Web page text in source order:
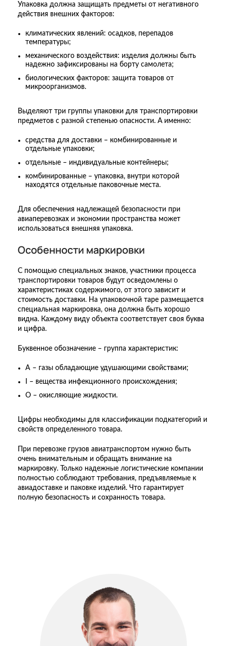
Упаковка должна защищать предметы от негативного
действия внешних факторов:
климатических явлений: осадков, перепадов
температуры;
механического воздействия: изделия должны быть
надежно зафиксированы на борту самолета;
биологических факторов: защита товаров от
микроорганизмов.
Выделяют три группы упаковки для транспортировки
предметов с разной степенью опасности. А именно:
средства для доставки – комбинированные и
отдельные упаковки;
отдельные – индивидуальные контейнеры;
комбинированные – упаковка, внутри которой
находятся отдельные паковочные места.
Для обеспечения надлежащей безопасности при
авиаперевозках и экономии пространства может
использоваться внешняя упаковка.
Особенности маркировки
С помощью специальных знаков, участники процесса
транспортировки товаров будут осведомлены о
характеристиках содержимого, от этого зависит и
стоимость доставки. На упаковочной таре размещается
специальная маркировка, она должна быть хорошо
видна. Каждому виду объекта соответствует своя буква
и цифра.
Буквенное обозначение – группа характеристик:
A – газы обладающие удушающими свойствами;
I – вещества инфекционного происхождения;
O – окисляющие жидкости.
Цифры необходимы для классификации подкатегорий и
свойств определенного товара.
При перевозке грузов авиатранспортом нужно быть
очень внимательным и обращать внимание на
маркировку. Только надежные логистические компании
полностью соблюдают требования, предъявляемые к
авиадоставке и паковке изделий. Что гарантирует
полную безопасность и сохранность товара.